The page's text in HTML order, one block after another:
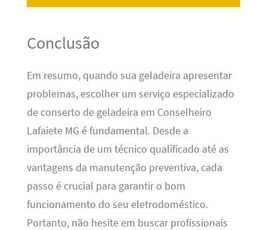
Conclusão
Em resumo, quando sua geladeira apresentar
problemas, escolher um serviço especializado
de conserto de geladeira em Conselheiro
Lafaiete MG é fundamental. Desde a
importância de um técnico qualificado até as
vantagens da manutenção preventiva, cada
passo é crucial para garantir o bom
funcionamento do seu eletrodoméstico.
Portanto, não hesite em buscar profissionais